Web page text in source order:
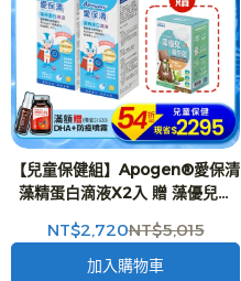
【兒童保健組】Apogen®愛保清
藻精蛋白滴液X2入 贈 藻優兒益
盒)X1入-二代台美專利 防護再升
級
NT$2,720NT$5,015
加入購物車